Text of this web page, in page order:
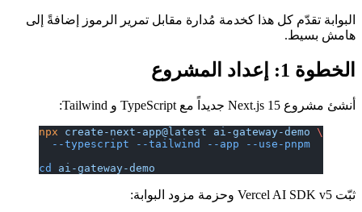
البوابة تقدّم كل هذا كخدمة مُدارة مقابل تمرير الرموز إضافةً إلى
هامش بسيط.
الخطوة 1: إعداد المشروع
أنشئ مشروع Next.js 15 جديداً مع TypeScript و Tailwind:
npx create-next-app@latest ai-gateway-demo \
  --typescript
--tailwind --app
--use-pnpm
cd ai-gateway-demo
ثبّت Vercel AI SDK v5 وحزمة مزود البوابة: